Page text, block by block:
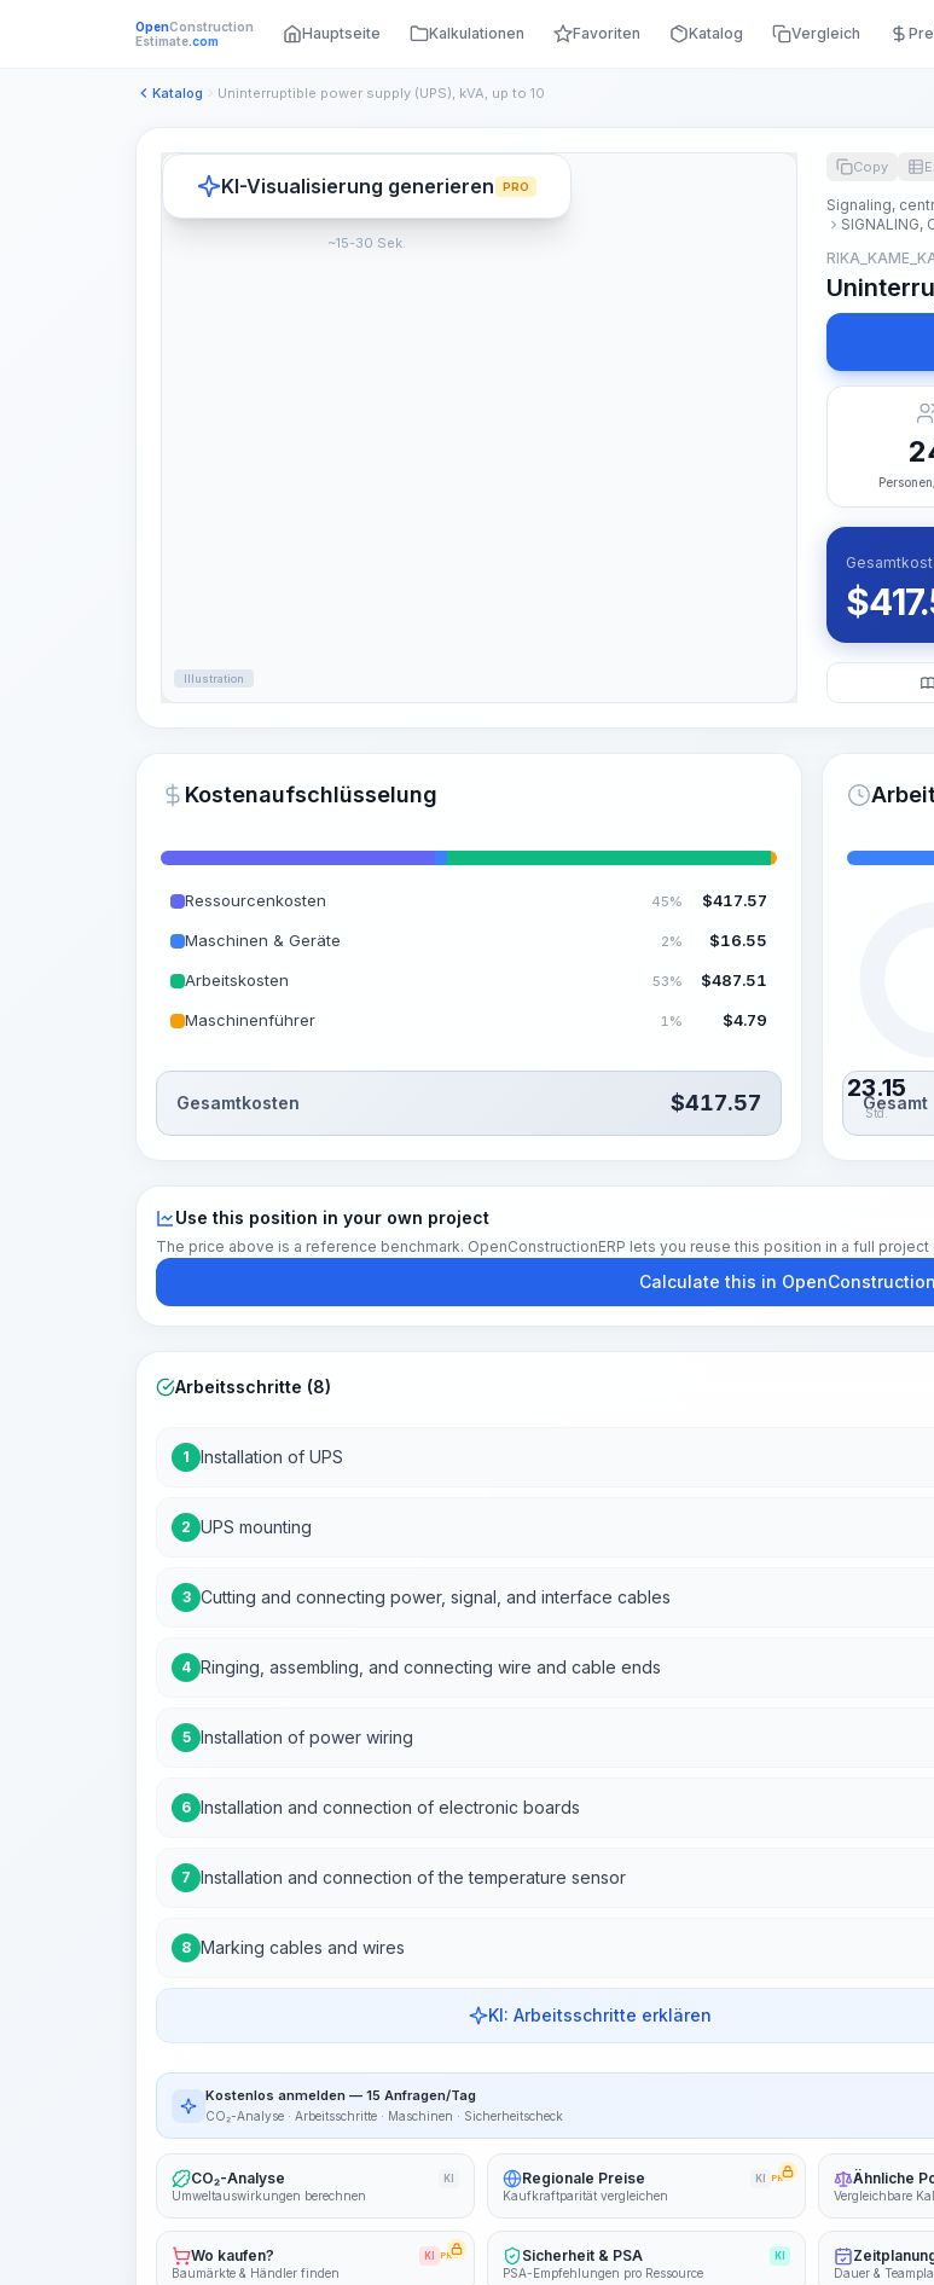
OpenConstruction
Estimate.com Hauptseite Kalkulationen Favoriten Katalog Vergleich
Katalog Uninterruptible power supply (UPS), kVA, up to 10
Illustration
KI-Visualisierung generieren PRO
~15-30 Sek.
Copy
Signaling,
SIGNALING,
$
Kostenaufschlüsselung
Ressourcenkosten 45% $417.57
Maschinen & Geräte 2% $16.55
Arbeitskosten 53% $487.51
Maschinenführer 1% $4.79
Gesamtkosten $417.57
23.15
Std.
Gesamt
Use this position in your own project
The price above is a reference benchmark. OpenConstructionERP lets you reuse this position in a full
Calculate this in
Arbeitsschritte (8)
1 Installation of UPS
2 UPS mounting
3 Cutting and connecting power, signal, and interface cables
4 Ringing, assembling, and connecting wire and cable ends
5 Installation of power wiring
6 Installation and connection of electronic boards
7 Installation and connection of the temperature sensor
8 Marking cables and wires
KI: Arbeitsschritte erklären
Kostenlos anmelden — 15 Anfragen/Tag
CO₂-Analyse · Arbeitsschritte · Maschinen · Sicherheitscheck
CO₂-Analyse KI
Umweltauswirkungen berechnen
Regionale Preise KI PRO
Kaufkraftparität vergleichen
Ähnliche
Vergleichbare
Wo kaufen? KI PRO
Baumärkte & Händler finden
Sicherheit & PSA KI
PSA-Empfehlungen pro Ressource Dauer &